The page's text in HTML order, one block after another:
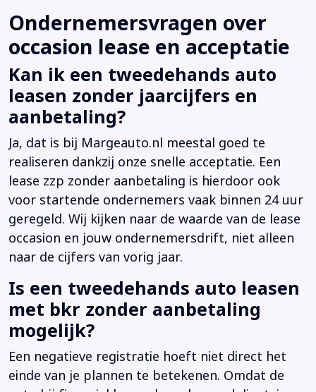
Ondernemersvragen over
occasion lease en acceptatie
Kan ik een tweedehands auto
leasen zonder jaarcijfers en
aanbetaling?
Ja, dat is bij Margeauto.nl meestal goed te
realiseren dankzij onze snelle acceptatie. Een
lease zzp zonder aanbetaling is hierdoor ook
voor startende ondernemers vaak binnen 24 uur
geregeld. Wij kijken naar de waarde van de lease
occasion en jouw ondernemersdrift, niet alleen
naar de cijfers van vorig jaar.
Is een tweedehands auto leasen
met bkr zonder aanbetaling
mogelijk?
Een negatieve registratie hoeft niet direct het
einde van je plannen te betekenen. Omdat de